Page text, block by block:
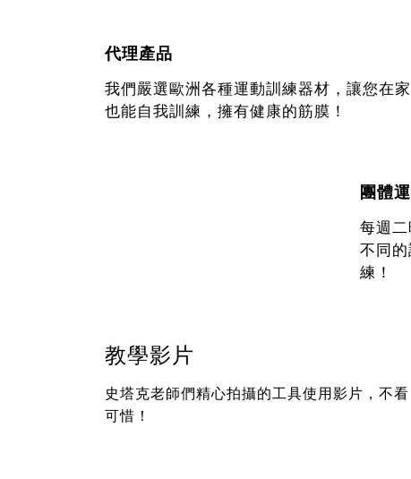
代理產品
我們嚴選歐洲各種運動訓練器材，讓您在家
也能自我訓練，擁有健康的筋膜！
團體
每週
不同
練！
教學影片
史塔克老師們精心拍攝的工具使用影片，不看
可惜！